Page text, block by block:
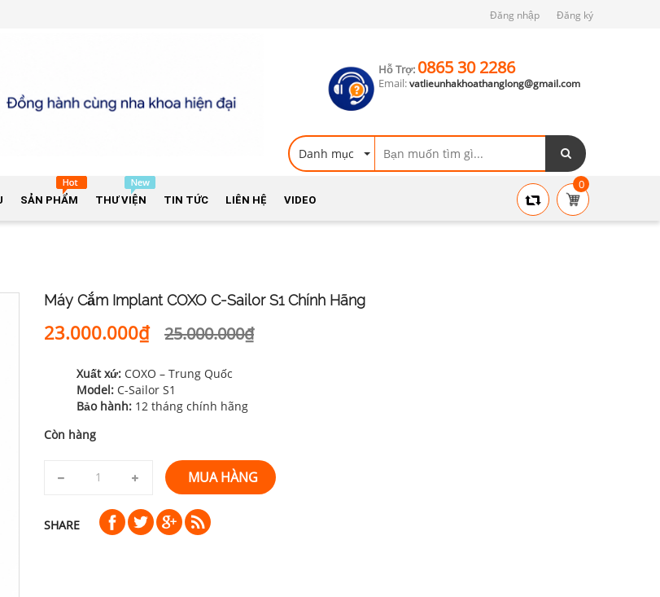
Đăng nhập Đăng ký
Hỗ Trợ: 0865 30 2286
Email:vatlieunhakhoathanglong@gmail.com
Danh mục
SẢN PHẨM THƯ VIỆN TIN TỨC LIÊN HỆ VIDEO
0
Máy Cắm Implant COXO C-Sailor S1 Chính Hãng
23.000.000₫ 25.000.000₫
Xuất xứ: COXO – Trung Quốc
Model: C-Sailor S1
Bảo hành: 12 tháng chính hãng
Còn hàng
MUA HÀNG
SHARE